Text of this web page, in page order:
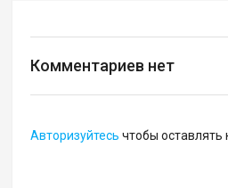
Комментариев нет
Авторизуйтесь чтобы оставлять